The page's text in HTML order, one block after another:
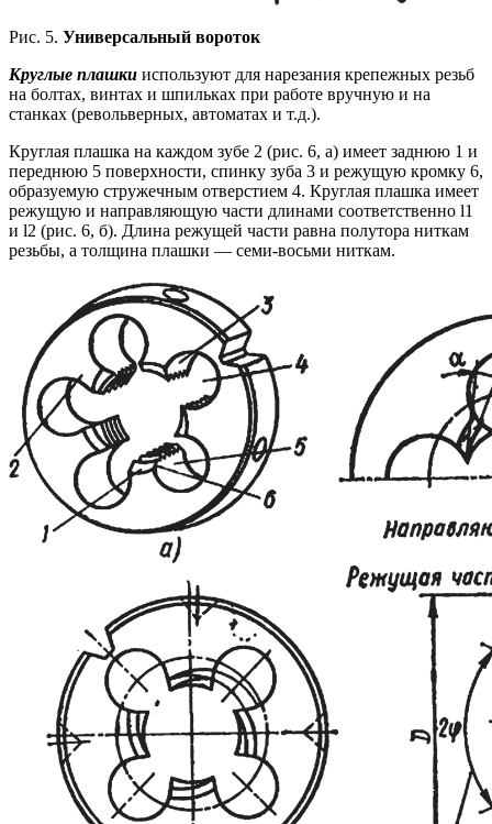
Рис. 5. Универсальный вороток
Круглые плашки используют для нарезания крепежных резьб
на болтах, винтах и шпильках при работе вручную и на
станках (револьверных, автоматах и т.д.).
Круглая плашка на каждом зубе 2 (рис. 6, а) имеет заднюю 1 и
переднюю 5 поверхности, спинку зуба 3 и режущую кромку 6,
образуемую стружечным отверстием 4. Круглая плашка имеет
режущую и направляющую части длинами соответственно l1
и l2 (рис. 6, б). Длина режущей части равна полутора ниткам
резьбы, а толщина плашки — семи-восьми ниткам.